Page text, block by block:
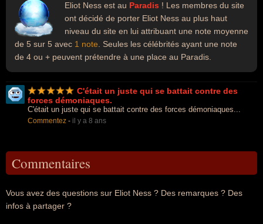
Eliot Ness est au Paradis ! Les membres du site
ont décidé de porter Eliot Ness au plus haut
niveau du site en lui attribuant une note moyenne
de 5 sur 5 avec 1 note . Seules les célébrités ayant une note
de 4 ou + peuvent prétendre à une place au Paradis.
C'était un juste qui se battait contre des
forces démoniaques.
C'était un juste qui se battait contre des forces démoniaques...
Commentez - il y a 8 ans
Commentaires
Vous avez des questions sur Eliot Ness ? Des remarques ? Des
infos à partager ?